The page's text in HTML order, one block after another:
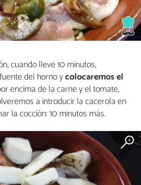
cuando lleve 10 minutos,
del horno ycolocaremos el
encima de la carne y el tomate,
a introducir la cacerola en
la cocción: 10 minutos más.